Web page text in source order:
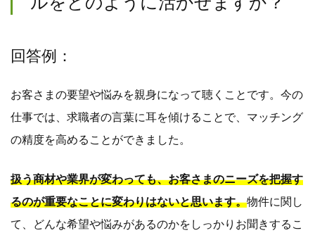
回答例：
お客さまの要望や悩みを親身になって聴くことです。今の
仕事では、求職者の言葉に耳を傾けることで、マッチング
の精度を高めることができました。
扱う商材や業界が変わっても、お客さまのニーズを把握す
るのが重要なことに変わりはないと思います。物件に関し
て、どんな希望や悩みがあるのかをしっかりお聞きするこ